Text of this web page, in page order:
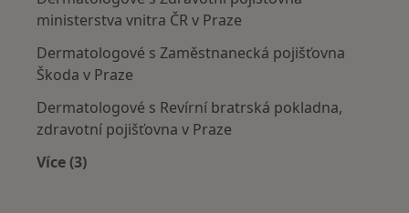
ministerstva vnitra ČR v Praze
Dermatologové s Zaměstnanecká pojišťovna
Škoda v Praze
Dermatologové s Revírní bratrská pokladna,
zdravotní pojišťovna v Praze
Více (3)